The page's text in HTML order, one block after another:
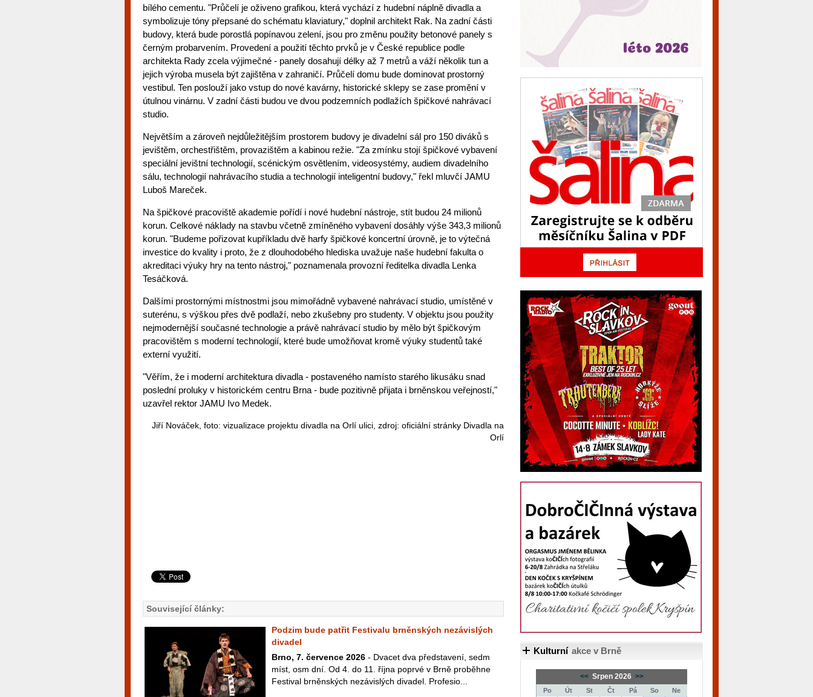
bílého cementu. "Průčelí je oživeno grafikou, která vychází z hudební náplně divadla a
symbolizuje tóny přepsané do schématu klaviatury," doplnil architekt Rak. Na zadní části
budovy, která bude porostlá popínavou zelení, jsou pro změnu použity betonové panely s
černým probarvením. Provedení a použití těchto prvků je v České republice podle
architekta Rady zcela výjimečné - panely dosahují délky až 7 metrů a váží několik tun a
jejich výroba musela být zajištěna v zahraničí. Průčelí domu bude dominovat prostorný
vestibul. Ten poslouží jako vstup do nové kavárny, historické sklepy se zase promění v
útulnou vinárnu. V zadní části budou ve dvou podzemních podlažích špičkové nahrávací
studio.
Největším a zároveň nejdůležitějším prostorem budovy je divadelní sál pro 150 diváků s
jevištěm, orchestřištěm, provazištěm a kabinou režie. "Za zmínku stojí špičkové vybavení
speciální jevištní technologií, scénickým osvětlením, videosystémy, audiem divadelního
sálu, technologií nahrávacího studia a technologií inteligentní budovy," řekl mluvčí JAMU
Luboš Mareček.
Na špičkové pracoviště akademie pořídí i nové hudební nástroje, stít budou 24 milionů
korun. Celkové náklady na stavbu včetně zmíněného vybavení dosáhly výše 343,3 milionů
korun. "Budeme pořizovat kupříkladu dvě harfy špičkové koncertní úrovně, je to výtečná
investice do kvality i proto, že z dlouhodobého hlediska uvažuje naše hudební fakulta o
akreditaci výuky hry na tento nástroj," poznamenala provozní ředitelka divadla Lenka
Tesáčková.
Dalšími prostornými místnostmi jsou mimořádně vybavené nahrávací studio, umístěné v
suterénu, s výškou přes dvě podlaží, nebo zkušebny pro studenty. V objektu jsou použity
nejmodernější současné technologie a právě nahrávací studio by mělo být špičkovým
pracovištěm s moderní technologií, které bude umožňovat kromě výuky studentů také
externí využití.
"Věřím, že i moderní architektura divadla - postaveného namísto starého likusáku snad
poslední proluky v historickém centru Brna - bude pozitivně přijata i brněnskou veřejností,"
uzavřel rektor JAMU Ivo Medek.
Jiří Nováček, foto: vizualizace projektu divadla na Orlí ulici, zdroj: oficiální stránky Divadla na
Orlí
Související články:
Podzim bude patřit Festivalu brněnských nezávislých
divadel
Brno, 7. července 2026 - Dvacet dva představení, sedm
míst, osm dní. Od 4. do 11. října poprvé v Brně proběhne
Festival brněnských nezávislých divadel. Profesio...
Kulturní akce v Brně
<< Srpen 2026 >>
Po Út St Čt Pá So
Ne